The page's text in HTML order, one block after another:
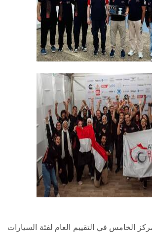
الخامس في التقييم العام لفئة السيارات